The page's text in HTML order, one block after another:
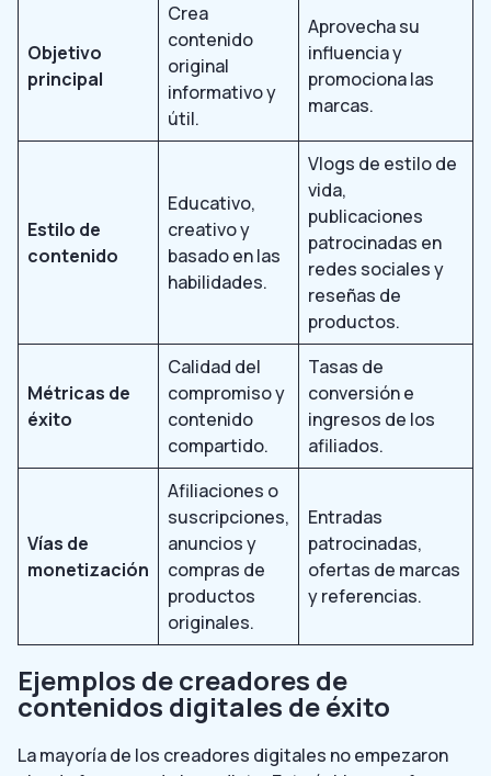
Objetivo
principal
Crea
contenido
original
informativo y
útil.
Aprovecha su
influencia y
promociona las
marcas.
Estilo de
contenido
Educativo,
creativo y
basado en las
habilidades.
Vlogs de estilo de
vida,
publicaciones
patrocinadas en
redes sociales y
reseñas de
productos.
Métricas de
éxito
Calidad del
compromiso y
contenido
compartido.
Tasas de
conversión e
ingresos de los
afiliados.
Vías de
monetización
Afiliaciones o
suscripciones,
anuncios y
compras de
productos
originales.
Entradas
patrocinadas,
ofertas de marcas
y referencias.
Ejemplos de creadores de
contenidos digitales de éxito
La mayoría de los creadores digitales no empezaron